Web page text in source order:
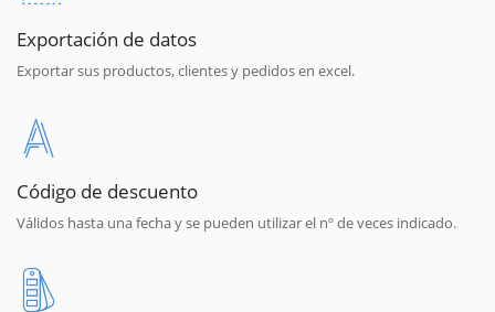
Exportación de datos
Exportar sus productos, clientes y pedidos en excel.
Código de descuento
Válidos hasta una fecha y se pueden utilizar el nº de veces indicado.